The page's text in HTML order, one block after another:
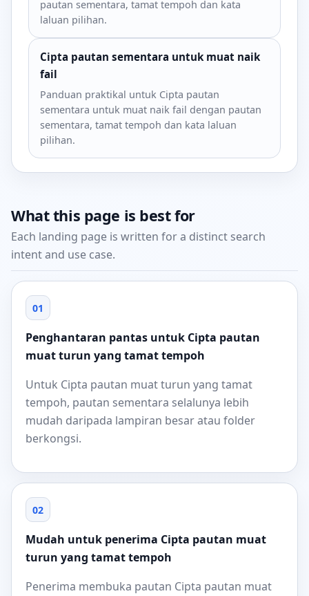
pautan sementara, tamat tempoh dan kata
laluan pilihan.
Cipta pautan sementara untuk muat naik
fail
Panduan praktikal untuk Cipta pautan
sementara untuk muat naik fail dengan pautan
sementara, tamat tempoh dan kata laluan
pilihan.
What this page is best for
Each landing page is written for a distinct search
intent and use case.
01
Penghantaran pantas untuk Cipta pautan
muat turun yang tamat tempoh
Untuk Cipta pautan muat turun yang tamat
tempoh, pautan sementara selalunya lebih
mudah daripada lampiran besar atau folder
berkongsi.
02
Mudah untuk penerima Cipta pautan muat
turun yang tamat tempoh
Penerima membuka pautan Cipta pautan muat